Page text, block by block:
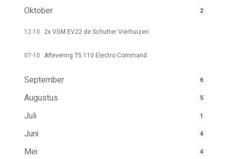
Oktober 2
12-10 2x VGM EV22 de Schutter Vierhuizen
07-10 Aflevering T5.110 Electro Command
September 6
Augustus 5
Juli 1
Juni 4
Mei 4